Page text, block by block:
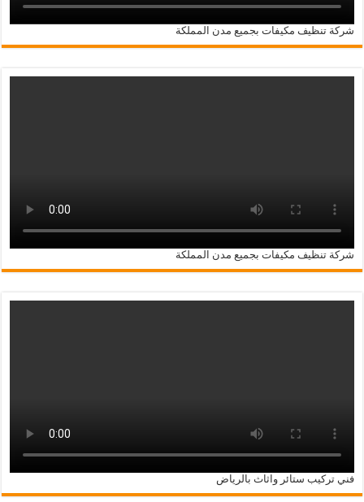
شركة تنظيف مكيفات بجميع مدن المملكة
شركة تنظيف مكيفات بجميع مدن المملكة
فني تركيب ستائر واثاث بالرياض